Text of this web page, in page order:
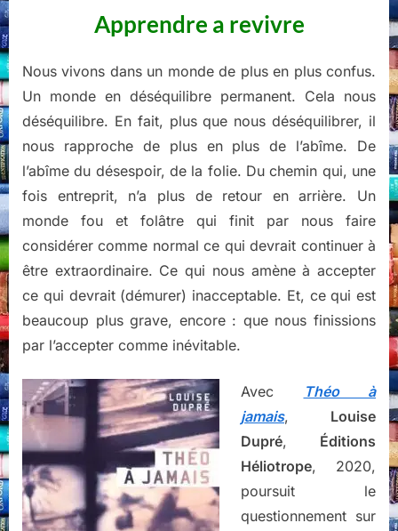
Apprendre a revivre
Nous vivons dans un monde de plus en plus confus.
Un monde en déséquilibre permanent. Cela nous
déséquilibre. En fait, plus que nous déséquilibrer, il
nous rapproche de plus en plus de l’abîme. De
l’abîme du désespoir, de la folie. Du chemin qui, une
fois entreprit, n’a plus de retour en arrière. Un
monde fou et folâtre qui finit par nous faire
considérer comme normal ce qui devrait continuer à
être extraordinaire. Ce qui nous amène à accepter
ce qui devrait (démurer) inacceptable. Et, ce qui est
beaucoup plus grave, encore : que nous finissions
par l’accepter comme inévitable.
Avec
Théo à
jamais, Louise
Dupré, Éditions
Héliotrope, 2020,
poursuit le
questionnement sur